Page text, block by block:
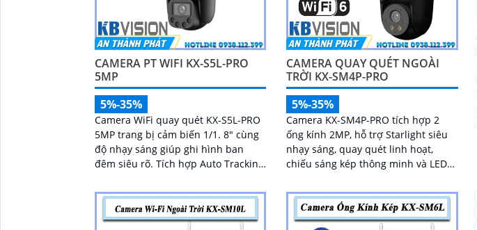
CAMERA PT WIFI KX-S5L-PRO
5MP
5%-35%
Camera WiFi quay quét KX-S5L-PRO
5MP trang bị cảm biến 1/1. 8" cùng
độ nhạy sáng giúp ghi hình ban
đêm siêu rõ. Tích hợp Auto Tracking,
quét tự...
CAMERA QUAY QUÉT NGOÀI
TRỜI KX-SM4P-PRO
5%-35%
Camera KX-SM4P-PRO tích hợp 2
ống kính 2MP, hỗ trợ Starlight siêu
nhạy sáng, quay quét linh hoạt,
chiếu sáng kép thông minh và LED
kết hợp cảm biến lớn tối ưu hình
ảnh ban đêm